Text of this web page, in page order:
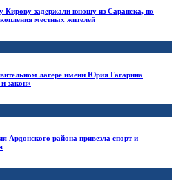
Кирову задержали юношу из Саранска, по
местных жителей
лагере имени Юрия Гагарина
закон»
Ардонского района привезла спорт и